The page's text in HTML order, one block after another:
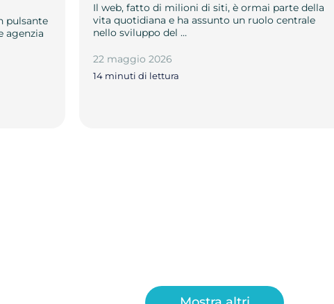
pulsante
agenzia
Il web, fatto di milioni di siti, è ormai parte della
vita quotidiana e ha assunto un ruolo centrale
nello sviluppo del …
22 maggio 2026
14 minuti di lettura